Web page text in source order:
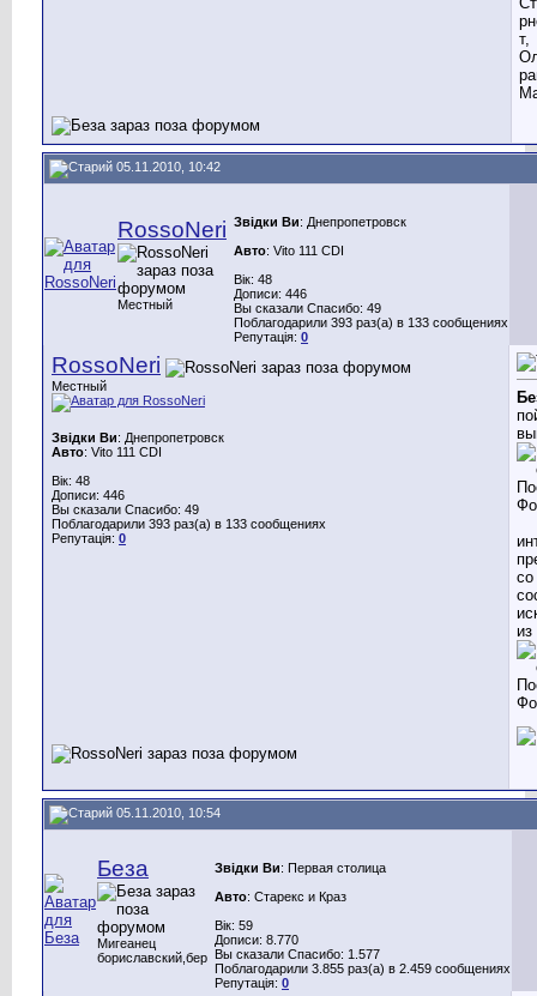
т,
05.11.2010, 10:42
RossoNeri
Местный
Звідки Ви: Днепропетровск
Авто: Vito 111 CDI
Вік: 48
Дописи: 446
Вы сказали Спасибо: 49
Поблагодарили 393 раз(а) в 133 сообщениях
Репутація: 0
RossoNeri
Местный
Звідки Ви: Днепропетровск
Авто: Vito 111 CDI
Вік: 48
Дописи: 446
Вы сказали Спасибо: 49
Поблагодарили 393 раз(а) в 133 сообщениях
Репутація: 0
из
05.11.2010, 10:54
Беза
Мигеанец
бориславский,бер
Звідки Ви: Первая столица
Авто: Старекс и Краз
Вік: 59
Дописи: 8.770
Вы сказали Спасибо: 1.577
Поблагодарили 3.855 раз(а) в 2.459 сообщениях
Репутація: 0